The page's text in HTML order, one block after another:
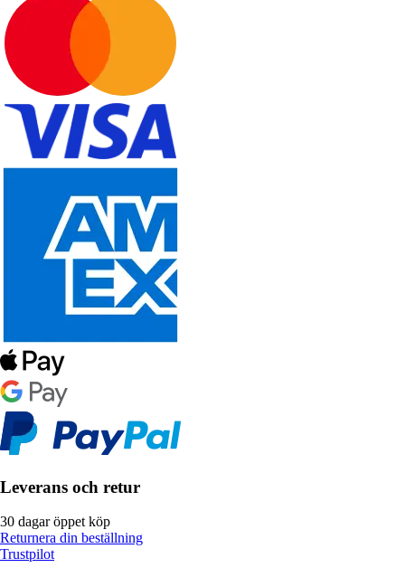
Leverans och retur
30 dagar öppet köp
Returnera din beställning
Trustpilot